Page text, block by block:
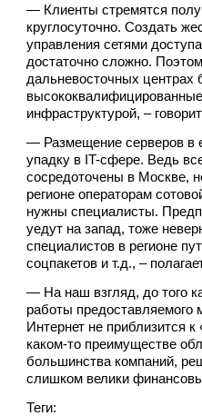
— Клиенты стремятся
круглосуточно. Создать
управления сетями
достаточно сложно.
дальневосточных центрах
инфраструктурой, –
— Размещение серверов в
упадку в IT-сфере. Ведь
сосредоточены в Москве,
регионе операторам
нужны специалисты.
уедут на запад, тоже
специалистов в регионе
соцпакетов и т.д., –
— На наш взгляд, до того
работы предоставляемого
Интернет не приблизится
каком-то преимуществе
большинства компаний,
слишком велики
Теги: